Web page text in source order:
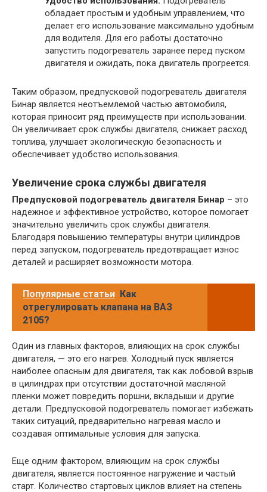
обладает простым и удобным управлением, что
делает его использование максимально удобным
для водителя. Для его работы достаточно
запустить подогреватель заранее перед пуском
двигателя и ожидать, пока двигатель прогреется.
Таким образом, предпусковой подогреватель двигателя
Бинар является неотъемлемой частью автомобиля,
которая приносит ряд преимуществ при использовании.
Он увеличивает срок службы двигателя, снижает расход
топлива, улучшает экологическую безопасность и
обеспечивает удобство использования.
Увеличение срока службы двигателя
Предпусковой подогреватель двигателя Бинар – это
надежное и эффективное устройство, которое помогает
значительно увеличить срок службы двигателя.
Благодаря повышению температуры внутри цилиндров
перед запуском, подогреватель предотвращает износ
деталей и расширяет возможности мотора.
Популярные статьи Как
отрегулировать клапана на ВАЗ
2105?
Один из главных факторов, влияющих на срок службы
двигателя, — это его нагрев. Холодный пуск является
наиболее опасным для двигателя, так как лобовой взрыв
в цилиндрах при отсутствии достаточной масляной
пленки может повредить поршни, вкладыши и другие
детали. Предпусковой подогреватель помогает избежать
таких ситуаций, предварительно нагревая масло и
создавая оптимальные условия для запуска.
Еще одним фактором, влияющим на срок службы
двигателя, является постоянное нагружение и частый
старт. Количество стартовых циклов влияет на степень